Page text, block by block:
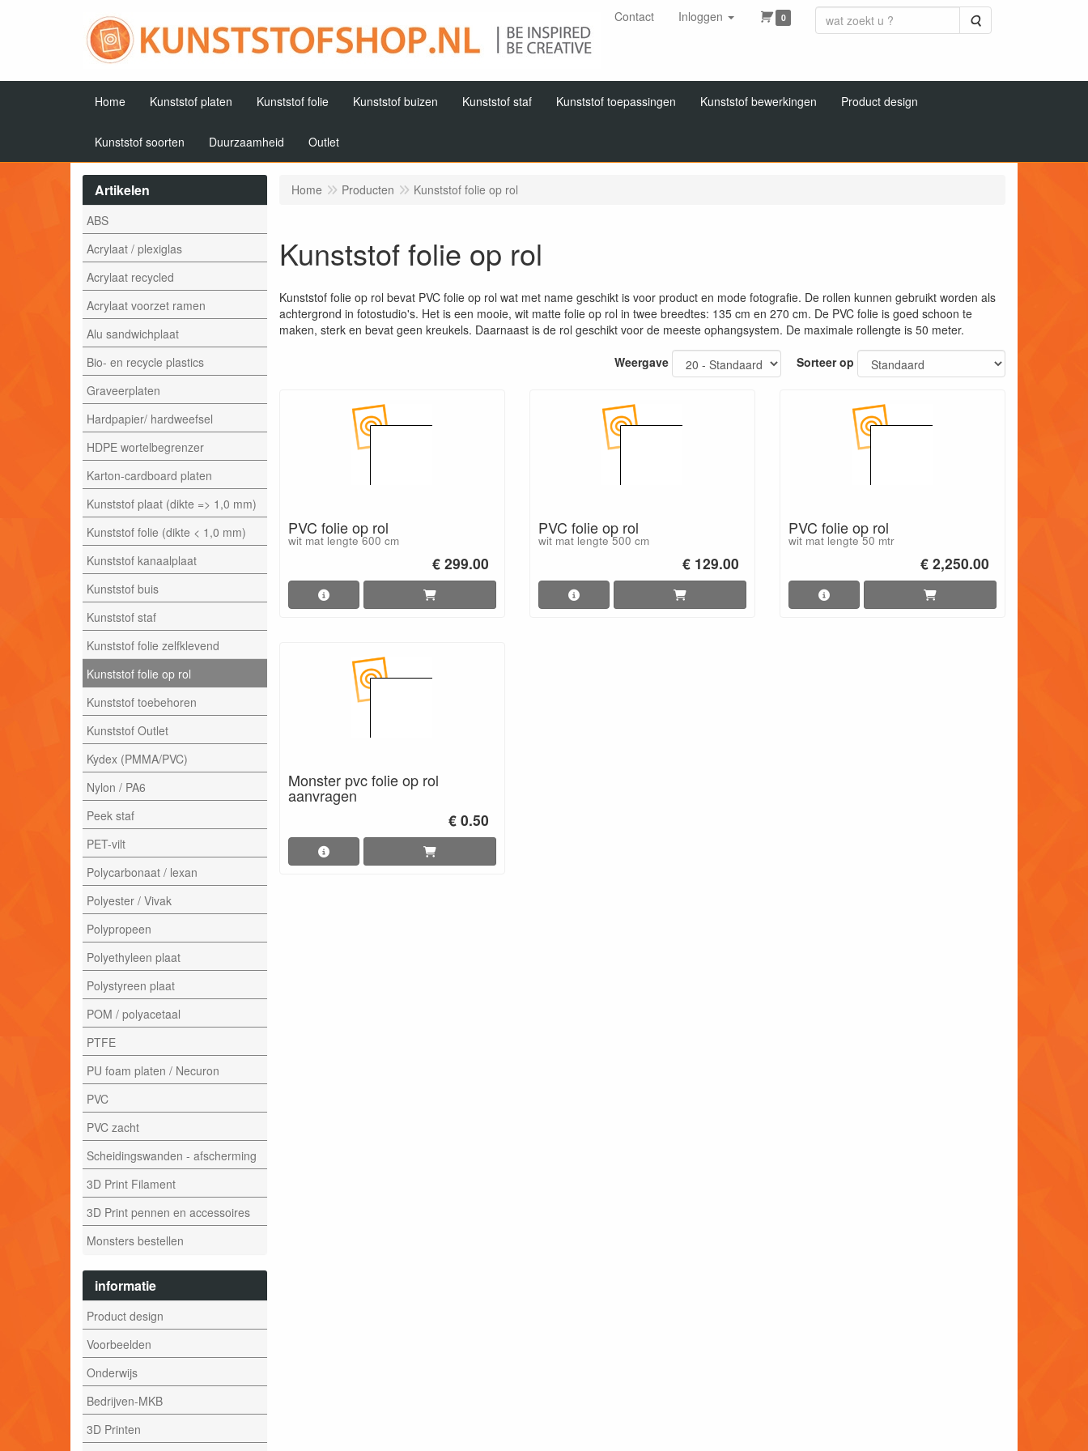
Contact Inloggen 0 Zoeken
Home Kunststof platen Kunststof folie Kunststof buizen Kunststof staf Kunststof toepassingen Kunststof bewerkingen Product design
Kunststof soorten Duurzaamheid Outlet
Artikelen
ABS
Acrylaat / plexiglas
Acrylaat recycled
Acrylaat voorzet ramen
Alu sandwichplaat
Bio- en recycle plastics
Graveerplaten
Hardpapier/ hardweefsel
HDPE wortelbegrenzer
Karton-cardboard platen
Kunststof plaat (dikte => 1,0 mm)
Kunststof folie (dikte < 1,0 mm)
Kunststof kanaalplaat
Kunststof buis
Kunststof staf
Kunststof folie zelfklevend
Kunststof folie op rol
Kunststof toebehoren
Kunststof Outlet
Kydex (PMMA/PVC)
Nylon / PA6
Peek staf
PET-vilt
Polycarbonaat / lexan
Polyester / Vivak
Polypropeen
Polyethyleen plaat
Polystyreen plaat
POM / polyacetaal
PTFE
PU foam platen / Necuron
PVC
PVC zacht
Scheidingswanden - afscherming
3D Print Filament
3D Print pennen en accessoires
Monsters bestellen
informatie
Product design
Voorbeelden
Onderwijs
Bedrijven-MKB
3D Printen
Home Producten Kunststof folie op rol
Kunststof folie op rol
Kunststof folie op rol bevat PVC folie op rol wat met name geschikt is voor product en mode fotografie. De rollen kunnen gebruikt worden als
achtergrond in fotostudio's. Het is een mooie, wit matte folie op rol in twee breedtes: 135 cm en 270 cm. De PVC folie is goed schoon te
maken, sterk en bevat geen kreukels. Daarnaast is de rol geschikt voor de meeste ophangsystem. De maximale rollengte is 50 meter.
Weergave
Sorteer op
PVC folie op rol
wit mat lengte 600 cm
€ 299.00
PVC folie op rol
wit mat lengte 500 cm
€ 129.00
PVC folie op rol
wit mat lengte 50 mtr
€ 2,250.00
Monster pvc folie op rol
aanvragen
€ 0.50